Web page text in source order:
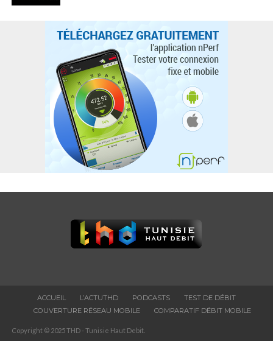
ACCUEIL L’ACTUTHD PODCASTS
TEST DE DÉBIT
COUVERTURE RÉSEAU MOBILE
COMPARATIF DÉBIT MOBILE
Copyright © 2025 THD - Tunisie Haut Debit.